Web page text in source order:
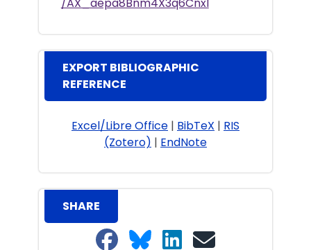
EXPORT BIBLIOGRAPHIC
REFERENCE
Excel/Libre Office | BibTeX | RIS
(Zotero) | EndNote
SHARE
Share on Facebook
Share on Bluesky
Share on LinkedIn